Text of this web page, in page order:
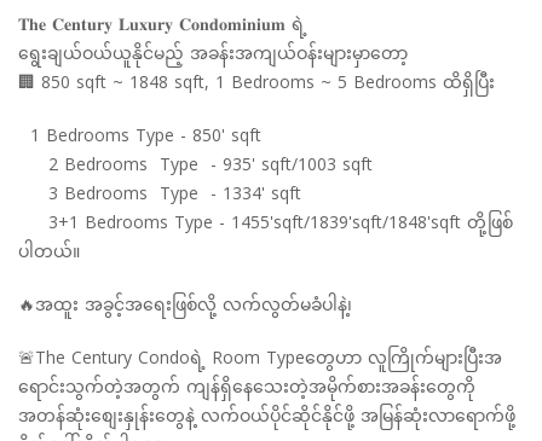
𝐓𝐡𝐞 𝐂𝐞𝐧𝐭𝐮𝐫𝐲 𝐋𝐮𝐱𝐮𝐫𝐲 𝐂𝐨𝐧𝐝𝐨𝐦𝐢𝐧𝐢𝐮𝐦 ရဲ့
ရွေးချယ်ဝယ်ယူနိုင်မည့် အခန်းအကျယ်ဝန်းများမှာတော့
🏢 850 sqft ~ 1848 sqft, 1 Bedrooms ~ 5 Bedrooms ထိရှိပြီး
1 Bedrooms Type - 850' sqft
2 Bedrooms Type - 935' sqft/1003 sqft
3 Bedrooms Type - 1334' sqft
3+1 Bedrooms Type - 1455'sqft/1839'sqft/1848'sqft တို့ဖြစ်
ပါတယ်။
🔥အထူး အခွင့်အရေးဖြစ်လို့ လက်လွတ်မခံပါနဲ့၊
🚨The Century Condoရဲ့ Room Typeတွေဟာ လူကြိုက်များပြီးအ
ရောင်းသွက်တဲ့အတွက် ကျန်ရှိနေသေးတဲ့အမိုက်စားအခန်းတွေကို
အတန်ဆုံးစျေးနှုန်းတွေနဲ့ လက်ဝယ်ပိုင်ဆိုင်နိုင်ဖို့ အမြန်ဆုံးလာရောက်ဖို့